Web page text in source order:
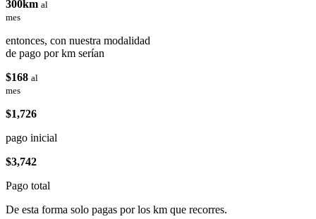
300km al
mes
entonces, con nuestra modalidad
de pago por km serían
$168 al
mes
$1,726
pago inicial
$3,742
Pago total
De esta forma solo pagas por los km que recorres.